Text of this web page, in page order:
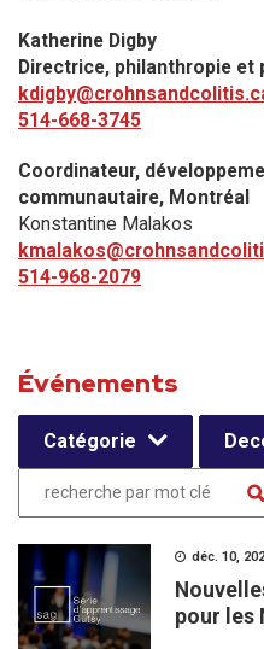
Katherine Digby
Directrice, philanthropie
514-668-3745
Coordinateur,
communautaire​, Montréal
Konstantine Malakos
514-968-2079
Événements
Catégorie
déc. 10,
pour les